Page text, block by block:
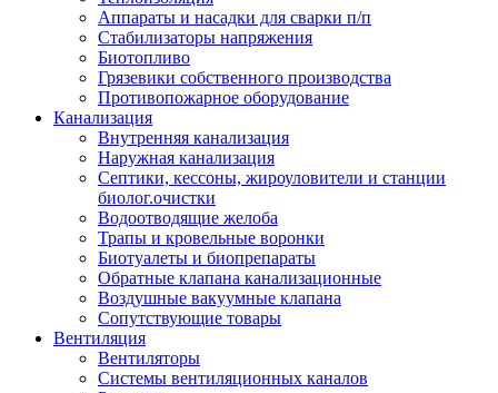
Аппараты и насадки для сварки п/п
Стабилизаторы напряжения
Биотопливо
Грязевики собственного производства
Противопожарное оборудование
Канализация
Внутренняя канализация
Наружная канализация
Септики, кессоны, жироуловители и станции
биолог.очистки
Водоотводящие желоба
Трапы и кровельные воронки
Биотуалеты и биопрепараты
Обратные клапана канализационные
Воздушные вакуумные клапана
Сопутствующие товары
Вентиляция
Вентиляторы
Системы вентиляционных каналов